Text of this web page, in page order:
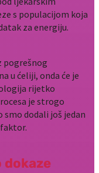
s populacijom koja
za energiju.
pogrešnog
u ćeliji, onda će je
rijetko
je strogo
smo dodali još jedan
dokaze